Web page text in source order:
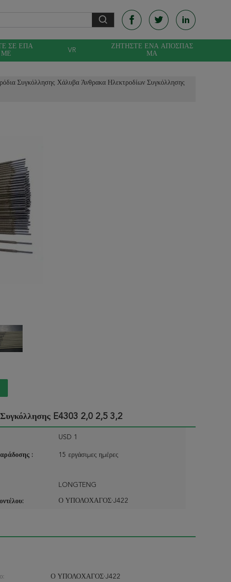
ΣΕ ΕΠΑ
ΜΕ
VR
ΖΗΤΉΣΤΕ ΈΝΑ ΑΠΌΣΠΑΣ
ΜΑ
Συγκόλλησης Χάλυβα Άνθρακα Ηλεκτροδίων Συγκόλλησης
E4303 2,0 2,5 3,2
USD 1
: 15 εργάσιμες ημέρες
LONGTENG
Ο ΥΠΟΛΟΧΑΓΟΣ·J422
Ο ΥΠΟΛΟΧΑΓΟΣ·J422